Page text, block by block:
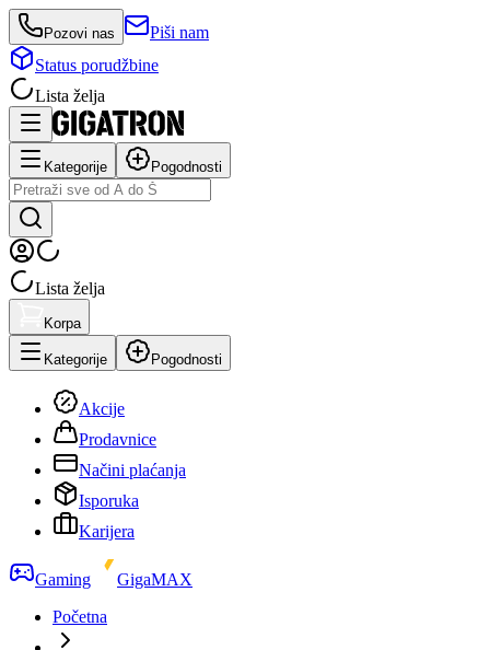
Pozovi nas
Piši nam
Status porudžbine
Lista želja
Kategorije Pogodnosti
Lista želja
Korpa
Kategorije Pogodnosti
Akcije
Prodavnice
Načini plaćanja
Isporuka
Karijera
Gaming
GigaMAX
Početna